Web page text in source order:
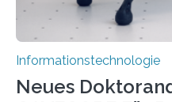
rücken dabei
Informationstechnologie
Neues